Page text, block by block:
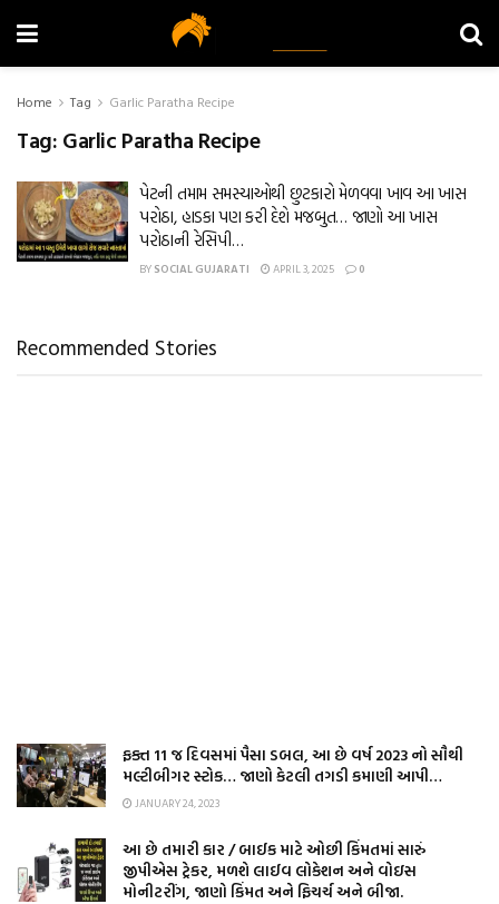
Home Tag Garlic Paratha Recipe
Tag: Garlic Paratha Recipe
પેટની તમામ સમસ્યાઓથી છુટકારો મેળવવા ખાવ આ ખાસ
પરોઠા, હાડકા પણ કરી દેશે મજબુત… જાણો આ ખાસ
પરોઠાની રેસિપી…
BY SOCIAL GUJARATI APRIL 3, 2025 0
Recommended Stories
ફક્ત 11 જ દિવસમાં પૈસા ડબલ, આ છે વર્ષ 2023 નો સૌથી
મલ્ટીબીગર સ્ટોક… જાણો કેટલી તગડી કમાણી આપી…
JANUARY 24, 2023
આ છે તમારી કાર / બાઈક માટે ઓછી કિંમતમાં સારું
જીપીએસ ટ્રેકર, મળશે લાઈવ લોકેશન અને વોઇસ
મોનીટરીંગ, જાણો કિંમત અને ફિચર્ચ અને બીજા.